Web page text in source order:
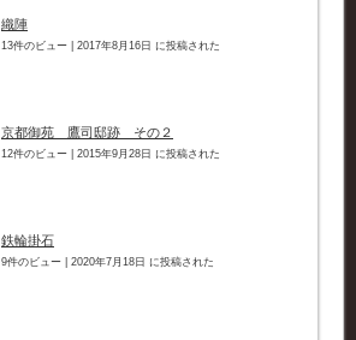
織陣
13件のビュー 2017年8月16日 に投稿された
京都御苑 鷹司邸跡 その２
12件のビュー 2015年9月28日 に投稿された
鉄輪掛石
9件のビュー 2020年7月18日 に投稿された